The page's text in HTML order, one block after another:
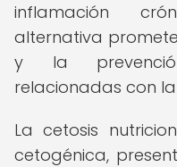
inflamación
alternativa
y la
relacionadas con
La cetosis
cetogénica,